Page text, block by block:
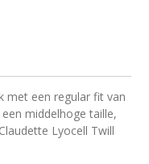
met een regular fit van
middelhoge taille,
Lyocell Twill